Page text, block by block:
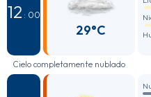
12 : 00
29°C
Cielo completamente nublado